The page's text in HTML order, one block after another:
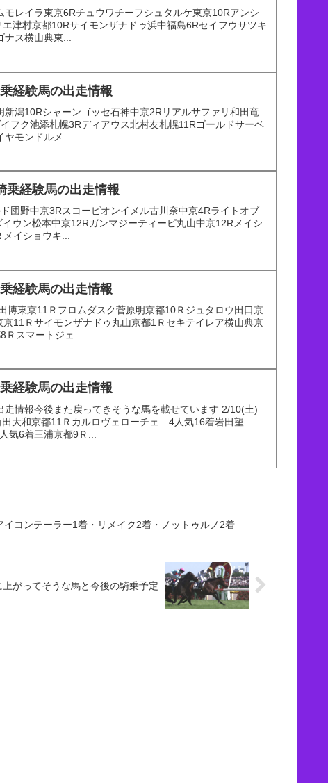
レイラ東京6Rチュウワチーフシュタルケ東京10Rアンシ
津村京都10Rサイモンザナドゥ浜中福島6Rセイフウサツキ
ナス横山典東...
経験馬の出走情報
潟10Rシャーンゴッセ石神中京2Rリアルサファリ和田竜
フク池添札幌3Rディアウス北村友札幌11Rゴールドサーベ
モンドルメ...
乗経験馬の出走情報
団野中京3Rスコーピオンイメル古川奈中京4Rライトオブ
ウン松本中京12Rガンマジーティーピ丸山中京12Rメイシ
メイショウキ...
経験馬の出走情報
博東京11Ｒフロムダスク菅原明京都10Ｒジュタロウ田口京
11Ｒサイモンザナドゥ丸山京都1Ｒセキテイレア横山典京
スマートジェ...
経験馬の出走情報
走情報今後また戻ってきそうな馬を載せています 2/10(土)
大和京都11Ｒカルロヴェローチェ 4人気16着岩田望
6着三浦京都9Ｒ...
イコンテーラー1着・リメイク2着・ノットゥルノ2着
がってそうな馬と今後の騎乗予定